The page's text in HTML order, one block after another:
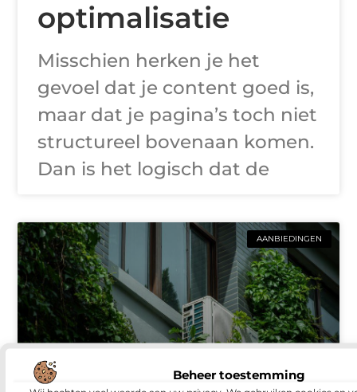
Beheer toestemming
optimalisatie
Misschien herken je het
gevoel dat je content goed is,
maar dat je pagina’s toch niet
structureel bovenaan komen.
Dan is het logisch dat de
AANBIEDINGEN